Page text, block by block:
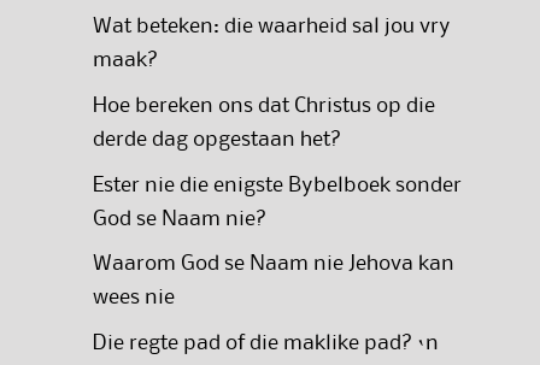
Wat beteken: die waarheid sal jou vry
maak?
Hoe bereken ons dat Christus op die
derde dag opgestaan het?
Ester nie die enigste Bybelboek sonder
God se Naam nie?
Waarom God se Naam nie Jehova kan
wees nie
Die regte pad of die maklike pad? ‘n